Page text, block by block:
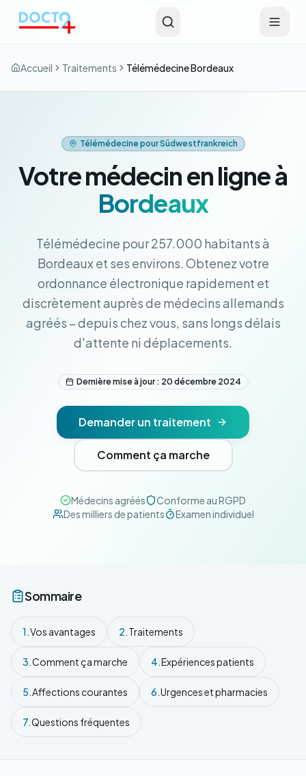
Accueil Traitements Télémédecine Bordeaux
Télémédecine pour Südwestfrankreich
Votre médecin en ligne à
Bordeaux
Télémédecine pour 257.000 habitants à
Bordeaux et ses environs. Obtenez votre
ordonnance électronique rapidement et
discrètement auprès de médecins allemands
agréés – depuis chez vous, sans longs délais
d'attente ni déplacements.
Dernière mise à jour : 20 décembre 2024
Demander un traitement
Comment ça marche
Médecins agréés
Conforme au RGPD
Des milliers de patients
Examen individuel
Sommaire
1.Vos avantages 2.Traitements
3.Comment ça marche 4.Expériences patients
5.Affections courantes 6.Urgences et pharmacies
7.Questions fréquentes